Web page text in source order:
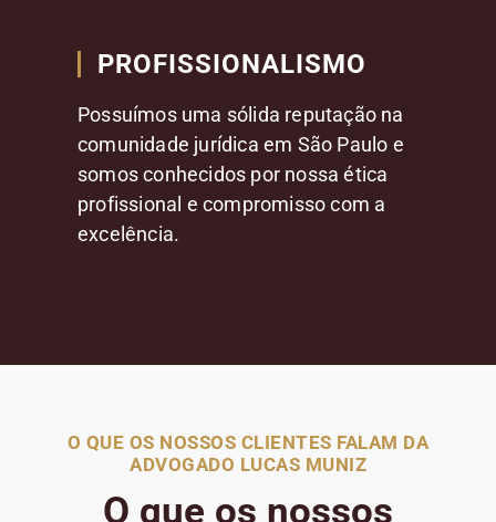
PROFISSIONALISMO
Possuímos uma sólida reputação na
comunidade jurídica em São Paulo e
somos conhecidos por nossa ética
profissional e compromisso com a
excelência.
O QUE OS NOSSOS CLIENTES FALAM DA
ADVOGADO LUCAS MUNIZ
O que os nossos